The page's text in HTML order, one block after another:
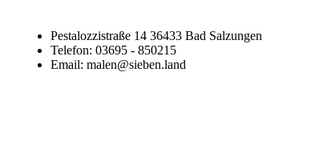
Pestalozzistraße 14 36433 Bad Salzungen
Telefon: 03695 - 850215
Email: malen@sieben.land